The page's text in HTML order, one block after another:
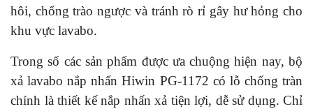
hôi, chống trào ngược và tránh rò rỉ gây hư hỏng cho
khu vực lavabo.
Trong số các sản phẩm được ưa chuộng hiện nay, bộ
xả lavabo nắp nhấn Hiwin PG-1172 có lỗ chống tràn
chính là thiết kế nắp nhấn xả tiện lợi, dễ sử dụng. Chỉ